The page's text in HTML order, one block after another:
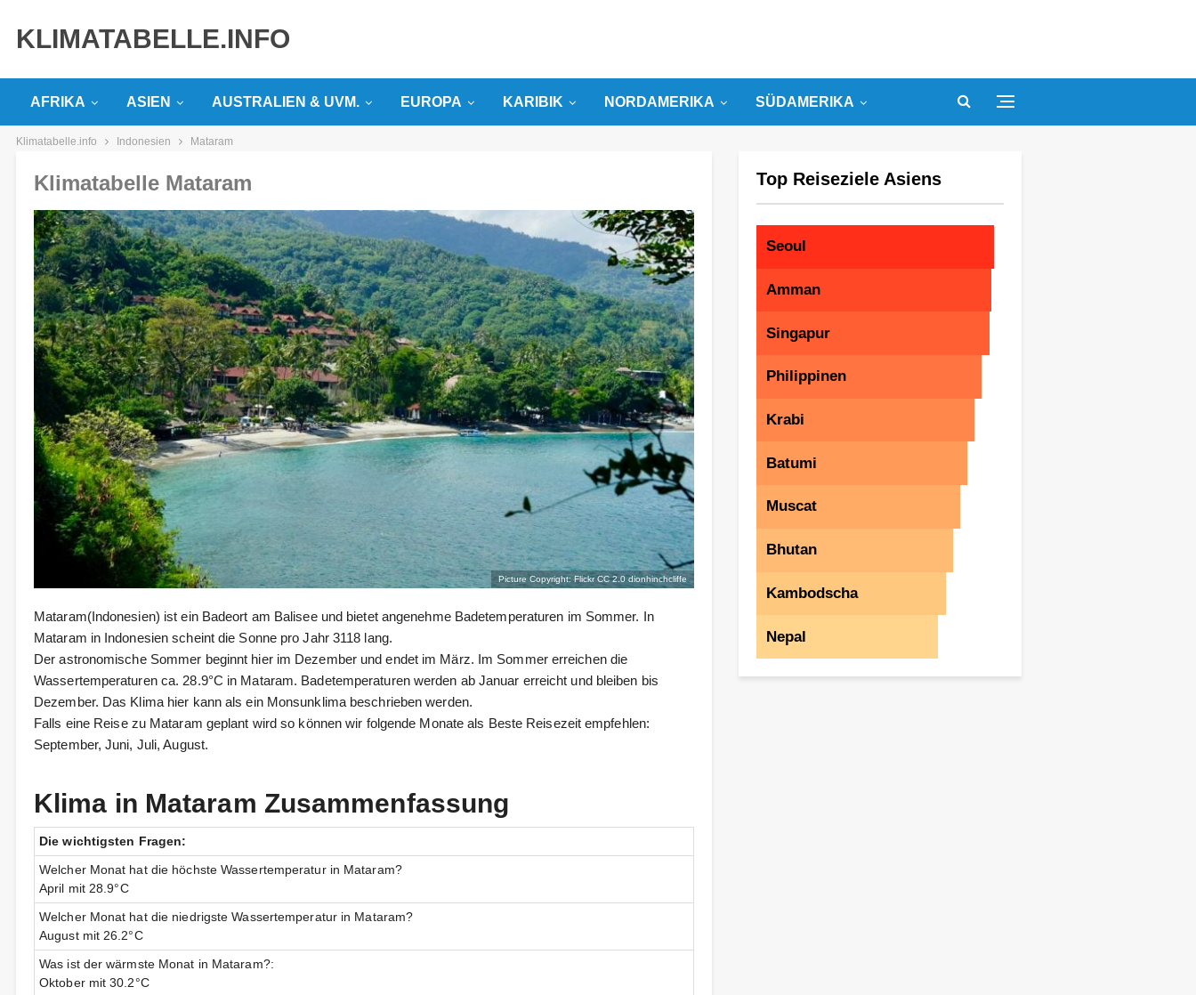
KLIMATABELLE.INFO
AFRIKA ASIEN AUSTRALIEN & UVM. EUROPA KARIBIK NORDAMERIKA SÜDAMERIKA
Klimatabelle.info Indonesien Mataram
Klimatabelle Mataram
Picture Copyright: Flickr CC 2.0 dionhinchcliffe
Mataram(Indonesien) ist ein Badeort am Balisee und bietet angenehme Badetemperaturen im Sommer. In
Mataram in Indonesien scheint die Sonne pro Jahr 3118 lang.
Der astronomische Sommer beginnt hier im Dezember und endet im März. Im Sommer erreichen die
Wassertemperaturen ca. 28.9°C in Mataram. Badetemperaturen werden ab Januar erreicht und bleiben bis
Dezember. Das Klima hier kann als ein Monsunklima beschrieben werden.
Falls eine Reise zu Mataram geplant wird so können wir folgende Monate als Beste Reisezeit empfehlen:
September, Juni, Juli, August.
Klima in Mataram Zusammenfassung
Die wichtigsten Fragen:
Welcher Monat hat die höchste Wassertemperatur in Mataram?
April mit 28.9°C
Welcher Monat hat die niedrigste Wassertemperatur in Mataram?
August mit 26.2°C
Was ist der wärmste Monat in Mataram?:
Oktober mit 30.2°C
Top Reiseziele Asiens
Seoul
Amman
Singapur
Philippinen
Krabi
Batumi
Muscat
Bhutan
Kambodscha
Nepal